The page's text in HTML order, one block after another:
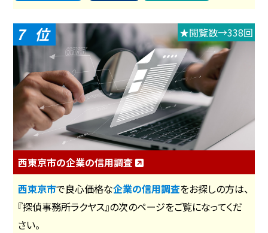
7 ★閲覧数→338回
西東京市の企業の信用調査
西東京市で良心価格な企業の信用調査をお探しの方は、
『探偵事務所ラクヤス』の次のページをご覧になってくだ
さい。